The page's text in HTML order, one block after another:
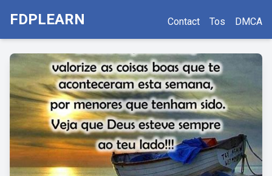
FDPLEARN Contact Tos DMCA